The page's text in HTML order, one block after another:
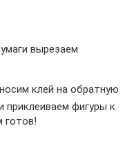
вырезаем
клей на обратную
приклеиваем фигуры к
готов!